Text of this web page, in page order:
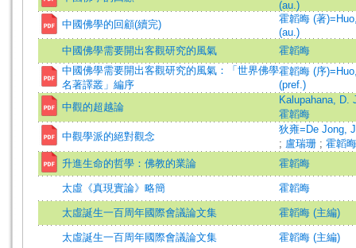
(au.)
中國佛學的回顧(續完)
霍韜晦 (著
(au.)
中國佛學需要開出客觀研究的風氣
霍韜晦
中國佛學需要開出客觀研究的風氣：「世界佛學
名著譯叢」編序
霍韜晦 (序
(pref.)
中觀的超越論
Kalupahana, D.
霍韜晦
中觀學派的絕對觀念
狄雍=De Jong,
; 盧瑞珊 ; 霍韜晦
升進生命的哲學：佛教的業論
霍韜晦
太虛《真現實論》略簡 霍韜晦
太虛誕生一百周年國際會議論文集 霍韜晦 (主編)
太虛誕生一百周年國際會議論文集 霍韜晦 (主編)